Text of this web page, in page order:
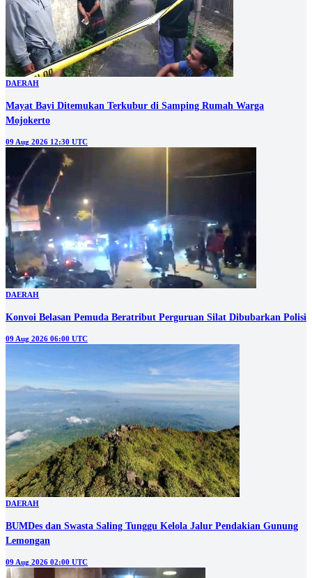
DAERAH
Mayat Bayi Ditemukan Terkubur di Samping Rumah Warga
Mojokerto
09 Aug 2026 12:30 UTC
DAERAH
Konvoi Belasan Pemuda Beratribut Perguruan Silat Dibubarkan Polisi
09 Aug 2026 06:00 UTC
DAERAH
BUMDes dan Swasta Saling Tunggu Kelola Jalur Pendakian Gunung
Lemongan
09 Aug 2026 02:00 UTC